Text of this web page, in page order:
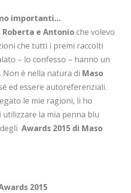
importanti…
Roberta e Antonioche volevo
che tutti i premi raccolti
– lo confesso – hanno un
Non è nella natura di Maso
ed essere autoreferenziali.
le mie ragioni, li ho
utilizzare la mia penna blu
Awards 2015 di Maso
2015